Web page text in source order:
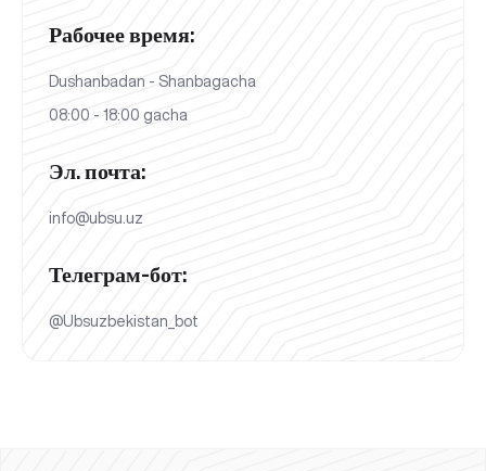
Рабочее время:
Dushanbadan - Shanbagacha
08:00 - 18:00 gacha
Эл. почта:
info@ubsu.uz
Телеграм-бот:
@Ubsuzbekistan_bot